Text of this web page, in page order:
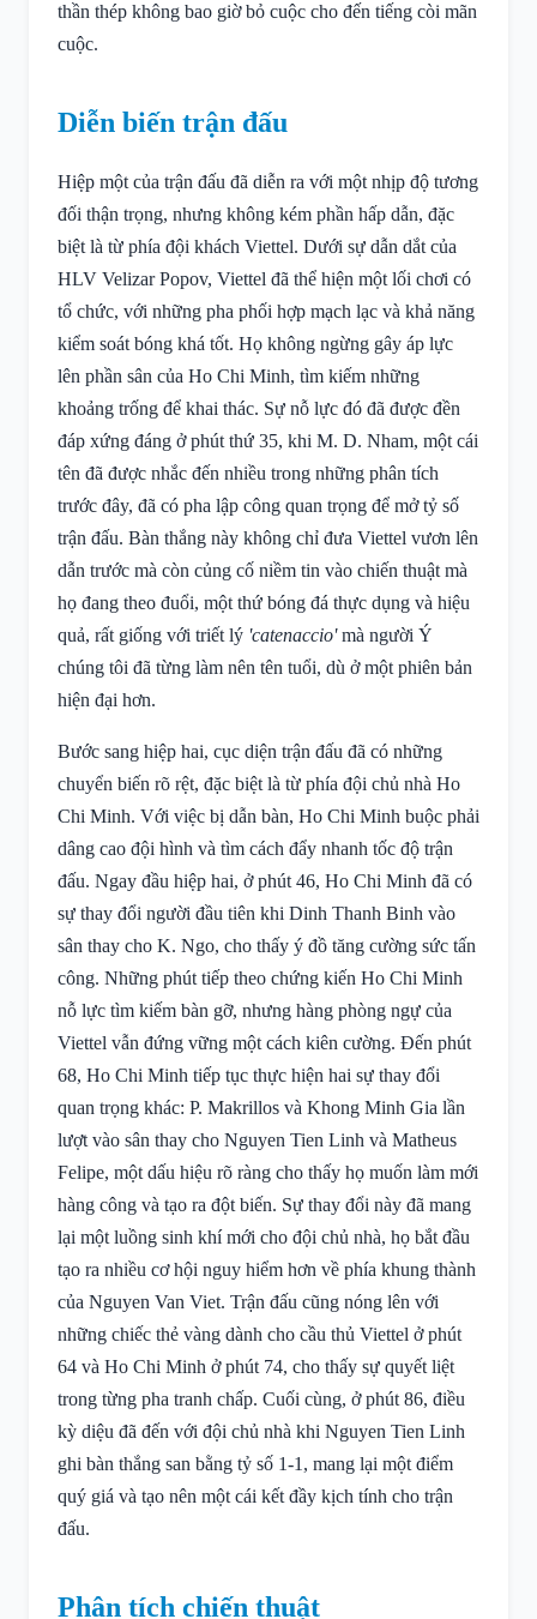
thần thép không bao giờ bỏ cuộc cho đến tiếng còi mãn
cuộc.
Diễn biến trận đấu
Hiệp một của trận đấu đã diễn ra với một nhịp độ tương
đối thận trọng, nhưng không kém phần hấp dẫn, đặc
biệt là từ phía đội khách Viettel. Dưới sự dẫn dắt của
HLV Velizar Popov, Viettel đã thể hiện một lối chơi có
tổ chức, với những pha phối hợp mạch lạc và khả năng
kiểm soát bóng khá tốt. Họ không ngừng gây áp lực
lên phần sân của Ho Chi Minh, tìm kiếm những
khoảng trống để khai thác. Sự nỗ lực đó đã được đền
đáp xứng đáng ở phút thứ 35, khi M. D. Nham, một cái
tên đã được nhắc đến nhiều trong những phân tích
trước đây, đã có pha lập công quan trọng để mở tỷ số
trận đấu. Bàn thắng này không chỉ đưa Viettel vươn lên
dẫn trước mà còn củng cố niềm tin vào chiến thuật mà
họ đang theo đuổi, một thứ bóng đá thực dụng và hiệu
quả, rất giống với triết lý 'catenaccio'mà người Ý
chúng tôi đã từng làm nên tên tuổi, dù ở một phiên bản
hiện đại hơn.
Bước sang hiệp hai, cục diện trận đấu đã có những
chuyển biến rõ rệt, đặc biệt là từ phía đội chủ nhà Ho
Chi Minh. Với việc bị dẫn bàn, Ho Chi Minh buộc phải
dâng cao đội hình và tìm cách đẩy nhanh tốc độ trận
đấu. Ngay đầu hiệp hai, ở phút 46, Ho Chi Minh đã có
sự thay đổi người đầu tiên khi Dinh Thanh Binh vào
sân thay cho K. Ngo, cho thấy ý đồ tăng cường sức tấn
công. Những phút tiếp theo chứng kiến Ho Chi Minh
nỗ lực tìm kiếm bàn gỡ, nhưng hàng phòng ngự của
Viettel vẫn đứng vững một cách kiên cường. Đến phút
68, Ho Chi Minh tiếp tục thực hiện hai sự thay đổi
quan trọng khác: P. Makrillos và Khong Minh Gia lần
lượt vào sân thay cho Nguyen Tien Linh và Matheus
Felipe, một dấu hiệu rõ ràng cho thấy họ muốn làm mới
hàng công và tạo ra đột biến. Sự thay đổi này đã mang
lại một luồng sinh khí mới cho đội chủ nhà, họ bắt đầu
tạo ra nhiều cơ hội nguy hiểm hơn về phía khung thành
của Nguyen Van Viet. Trận đấu cũng nóng lên với
những chiếc thẻ vàng dành cho cầu thủ Viettel ở phút
64 và Ho Chi Minh ở phút 74, cho thấy sự quyết liệt
trong từng pha tranh chấp. Cuối cùng, ở phút 86, điều
kỳ diệu đã đến với đội chủ nhà khi Nguyen Tien Linh
ghi bàn thắng san bằng tỷ số 1-1, mang lại một điểm
quý giá và tạo nên một cái kết đầy kịch tính cho trận
đấu.
Phân tích chiến thuật